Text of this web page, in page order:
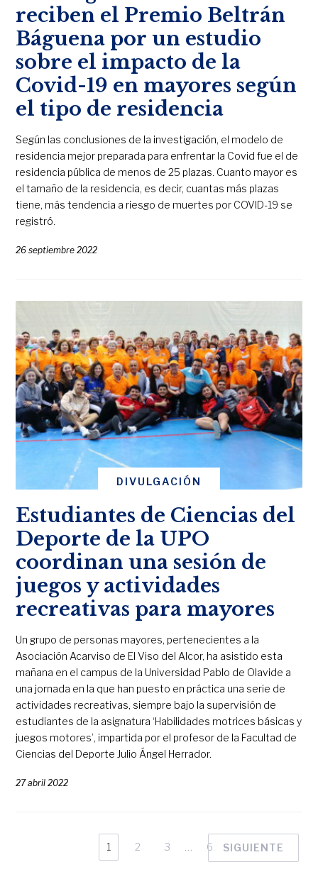
reciben el Premio Beltrán
Báguena por un estudio
sobre el impacto de la
Covid-19 en mayores según
el tipo de residencia
Según las conclusiones de la investigación, el modelo de
residencia mejor preparada para enfrentar la Covid fue el de
residencia pública de menos de 25 plazas. Cuanto mayor es
el tamaño de la residencia, es decir, cuantas más plazas
tiene, más tendencia a riesgo de muertes por COVID-19 se
registró.
26 septiembre 2022
DIVULGACIÓN
Estudiantes de Ciencias del
Deporte de la UPO
coordinan una sesión de
juegos y actividades
recreativas para mayores
Un grupo de personas mayores, pertenecientes a la
Asociación Acarviso de El Viso del Alcor, ha asistido esta
mañana en el campus de la Universidad Pablo de Olavide a
una jornada en la que han puesto en práctica una serie de
actividades recreativas, siempre bajo la supervisión de
estudiantes de la asignatura ‘Habilidades motrices básicas y
juegos motores’, impartida por el profesor de la Facultad de
Ciencias del Deporte Julio Ángel Herrador.
27 abril 2022
1 2 3 6 SIGUIENTE